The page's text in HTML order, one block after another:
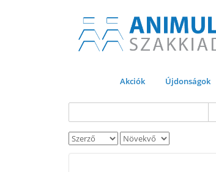
Akciók Újdonságok